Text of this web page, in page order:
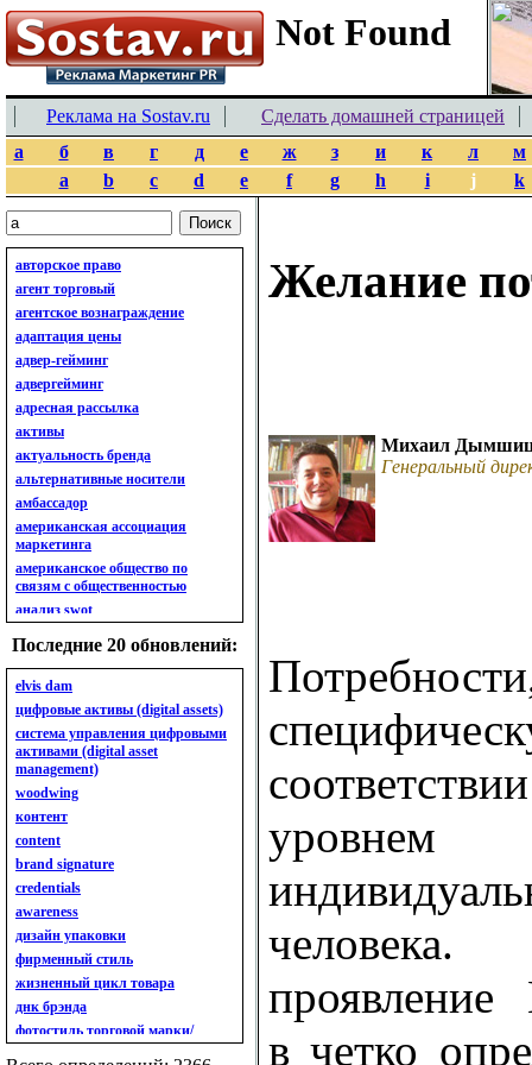
Реклама на Sostav.ru
Сделать домашней страницей
а
б в г д е ж з и к л
м
a
b c d e f g h i j k
авторское право
агент торговый
агентское вознаграждение
адаптация цены
адвер-гейминг
адвергейминг
адресная рассылка
активы
актуальность бренда
альтернативные носители
амбассадор
американская ассоциация
маркетинга
американское общество по
связям с общественностью
анализ swot
анализ бизнес-портфеля
анализ имиджа
анализ кластерный
анализ конкурентов
анализ кросс-культурных
особенностей
анализ мак кинси «7s»
анализ макросистемы
анализ маркетинговый
анализ рынка
анализ ситуационный
анализ экспертный
индивидуальный
анкета
ассортимент
ассортимент товарный.
планирование товарного
ассортимента
ассортимент. глубина
Последние 20 обновлений:
elvis dam
цифровые активы (digital assets)
система управления цифровыми
активами (digital asset
management)
woodwing
контент
content
brand signature
credentials
awareness
дизайн упаковки
фирменный стиль
жизненный цикл товара
днк брэнда
фотостиль торговой марки/
линейки продукции
Желание
Михаил
Генеральный
в четко